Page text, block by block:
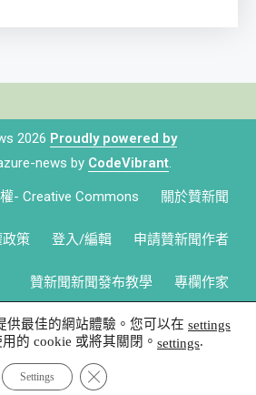
2026 Proudly powered by
news by CodeVibrant.
- Creative Commons 關於贊新聞
政策 登入/編輯 申請贊新聞作者
贊新聞新聞發布教學 專欄作家
供最佳的網站體驗。您可以在 settings
的 cookie 或將其關閉。 settings.
Settings Close GDPR Cookie Banner